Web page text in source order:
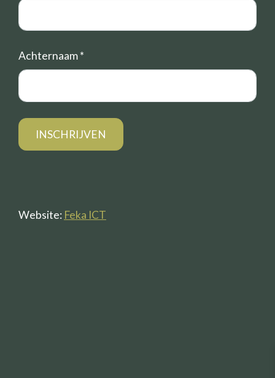
Achternaam*
Website: Feka ICT